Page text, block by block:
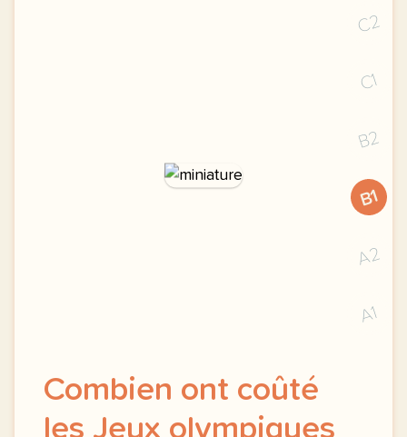
C2
C1
B2
B1
A2
A1
Combien ont coûté
les Jeux olympiques